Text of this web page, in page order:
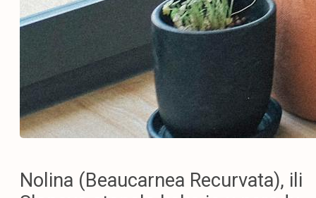
Nolina (Beaucarnea Recurvata), ili